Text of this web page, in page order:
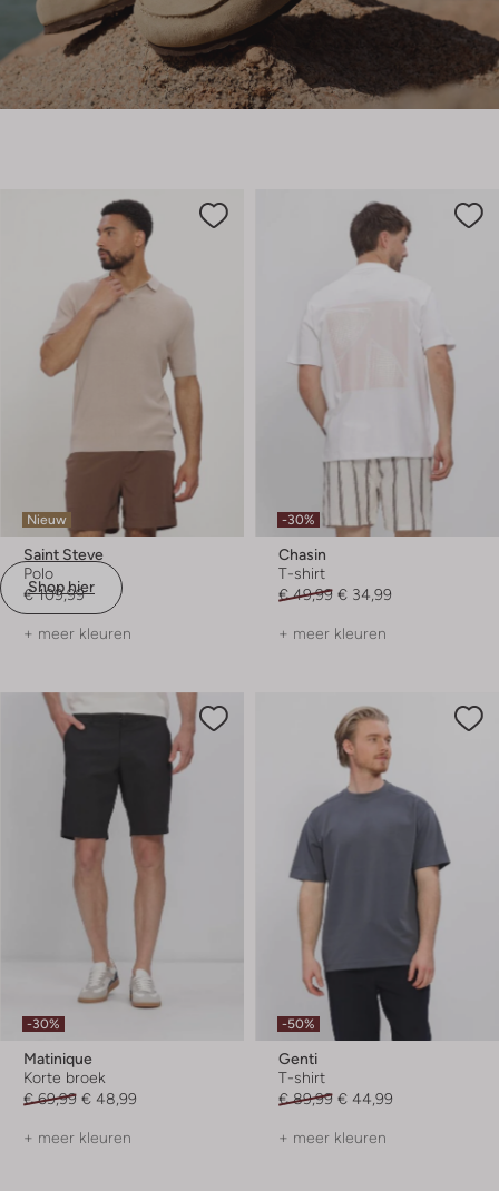
Shop hier
Nieuw
Saint Steve
Polo
€ 109,99
+ meer kleuren
-30%
Chasin
T-shirt
€ 49,99 € 34,99
+ meer kleuren
-30%
Matinique
Korte broek
€ 69,99 € 48,99
+ meer kleuren
-50%
Genti
T-shirt
€ 89,99 € 44,99
+ meer kleuren